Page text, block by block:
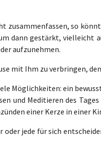
zusammenfassen, so
dann gestärkt, vielleicht
aufzunehmen.
mit Ihm zu verbringen,
Möglichkeiten: ein
und Meditieren des
einer Kerze in einer
jede für sich